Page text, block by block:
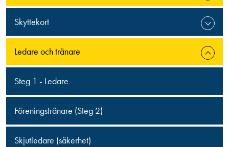
Skyttekort
Ledare och tränare
Steg 1 - Ledare
Föreningstränare (Steg 2)
Skjutledare (säkerhet)